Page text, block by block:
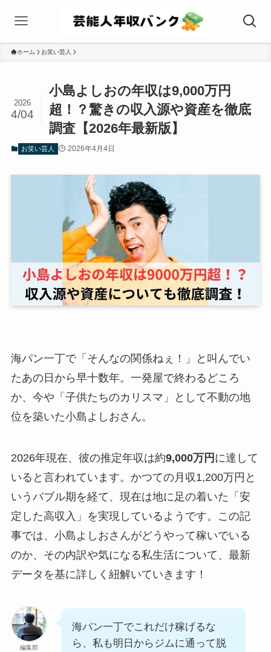
ホーム お笑い芸人
小島よしおの年収は9,000万円
超！？驚きの収入源や資産を徹底
調査【2026年最新版】
2026
4/04
お笑い芸人 2026年4月4日
海パン一丁で「そんなの関係ねぇ！」と叫んでい
たあの日から早十数年。一発屋で終わるどころ
か、今や「子供たちのカリスマ」として不動の地
位を築いた小島よしおさん。
2026年現在、彼の推定年収は約9,000万円 に達して
いると言われています。かつての月収1,200万円と
いうバブル期を経て、現在は地に足の着いた「安
定した高収入」を実現しているようです。この記
事では、小島よしおさんがどうやって稼いでいる
のか、その内訳や気になる私生活について、最新
データを基に詳しく紐解いていきます！
編集部
海パン一丁でこれだけ稼げるな
ら、私も明日からジムに通って脱